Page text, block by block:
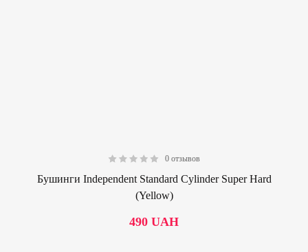
0 отзывов
Бушинги Independent Standard Cylinder Super Hard
(Yellow)
490 UAH